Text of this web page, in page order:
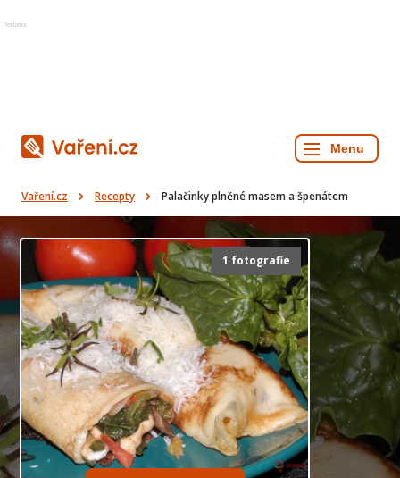
Reklama
Vaření.cz Recepty Palačinky plněné masem a špenátem
1 fotografie